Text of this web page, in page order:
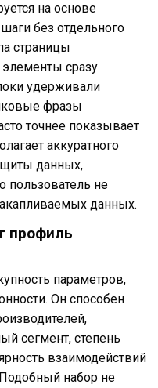
на основе
без отдельного
страницы
элементы сразу
удерживали
фразы
точнее показывает
аккуратного
данных,
пользователь не
данных.
профиль
параметров,
Он способен
сегмент, степень
взаимодействий
набор не